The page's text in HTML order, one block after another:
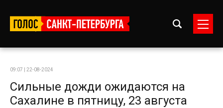
09:07 | 22-08-2024
Сильные дожди ожидаются на
Сахалине в пятницу, 23 августа